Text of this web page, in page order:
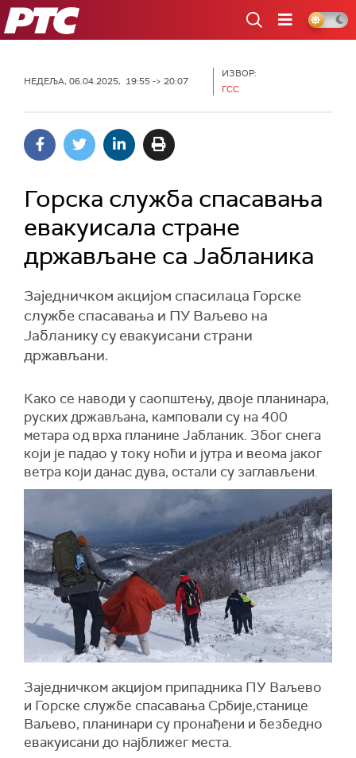
РТС
НЕДЕЉА, 06.04.2025, 19:55 -> 20:07
ИЗВОР:
ГСС
Горска служба спасавања
евакуисала стране
држављане са Јабланика
Заједничком акцијом спасилаца Горске
службе спасавања и ПУ Ваљево на
Јабланику су евакуисани страни
држављани.
Како се наводи у саопштењу, двоје планинара,
руских држављана, камповали су на 400
метара од врха планине Јабланик. Због снега
који је падао у току ноћи и јутра и веома јаког
ветра који данас дува, остали су заглављени.
Заједничком акцијом припадника ПУ Ваљево
и Горске службе спасавања Србије,станице
Ваљево, планинари су пронађени и безбедно
евакуисани до најближег места.